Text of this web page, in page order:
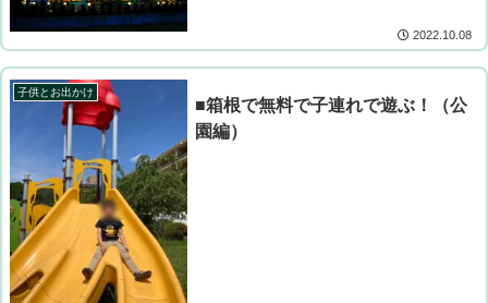
2022.10.08
子供とお出かけ
■箱根で無料で子連れで遊ぶ！（公
園編）